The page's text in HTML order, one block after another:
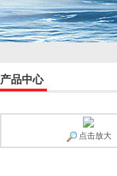
产品中心
点击放大